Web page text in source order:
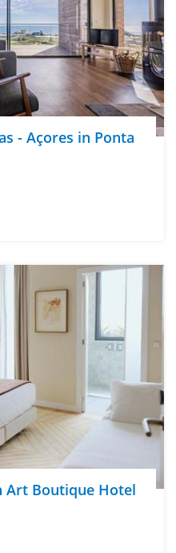
- Açores in Ponta
Art Boutique Hotel